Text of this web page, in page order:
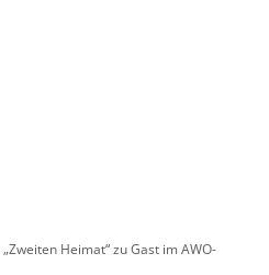
Heimat“ zu Gast im AWO-